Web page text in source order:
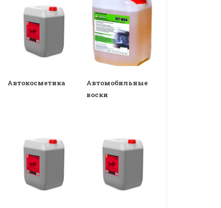
Автокосметика
Автомобильные
воски